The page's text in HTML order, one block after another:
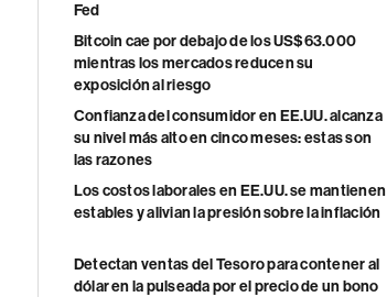
Fed
Bitcoin cae por debajo de los US$63.000
mientras los mercados reducen su
exposición al riesgo
Confianza del consumidor en EE.UU. alcanza
su nivel más alto en cinco meses: estas son
las razones
Los costos laborales en EE.UU. se mantienen
estables y alivian la presión sobre la inflación
Detectan ventas del Tesoro para contener al
dólar en la pulseada por el precio de un bono